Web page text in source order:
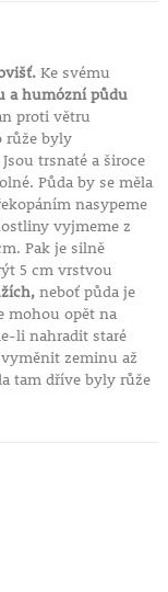
Ke svému
a humózní půdu
proti větru
růže byly
trsnaté a široce
Půda by se měla
nasypeme
vyjmeme z
Pak je silně
5 cm vrstvou
neboť půda je
mohou opět na
li nahradit staré
zeminu až
tam dříve byly růže